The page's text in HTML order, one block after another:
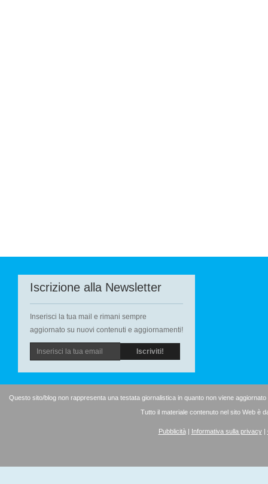
Iscrizione alla Newsletter
Inserisci la tua mail e rimani sempre
aggiornato su nuovi contenuti e aggiornamenti!
Questo sito/blog non rappresenta una testata giornalistica in quanto non viene
Tutto il materiale contenuto nel sito Web è
Pubblicità| Informativa sulla privacy|